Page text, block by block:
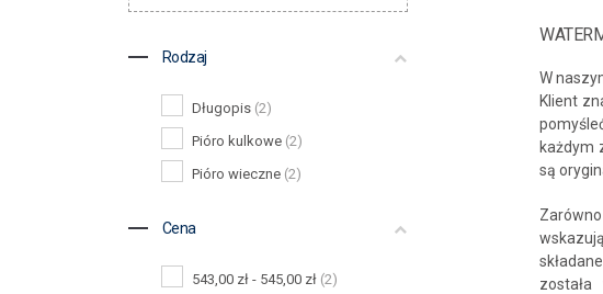
Rodzaj
Długopis (2)
Pióro kulkowe (2)
Pióro wieczne (2)
Cena
543,00 zł - 545,00 zł (2)
W
Klient
każdym
są